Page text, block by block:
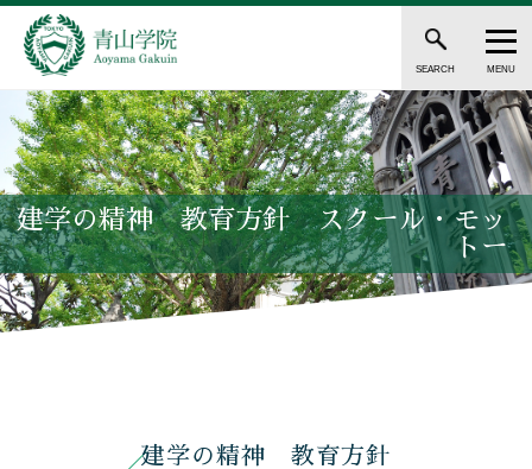
SEARCH MENU
建学の精神 教育方針 スクール・モッ
トー
建学の精神 教育方針